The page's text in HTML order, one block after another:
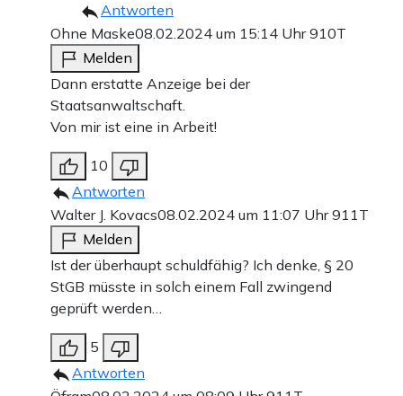
Antworten
Ohne Maske08.02.2024 um 15:14 Uhr910T
Melden
Dann erstatte Anzeige bei der
Staatsanwaltschaft.
Von mir ist eine in Arbeit!
10
Antworten
Walter J. Kovacs08.02.2024 um 11:07 Uhr911T
Melden
Ist der überhaupt schuldfähig? Ich denke, § 20
StGB müsste in solch einem Fall zwingend
geprüft werden…
5
Antworten